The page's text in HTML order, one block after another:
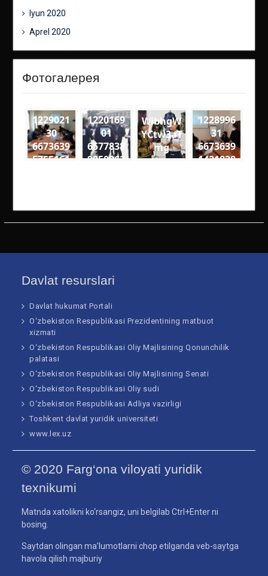
Iyun 2020
Aprel 2020
Фотогалерея
1229021
30
6673639
5755161
19574 n
1220169
01
6577838
9850962
79184 n
WibhgW
YCtw3aT
mg
1228996
31
6673639
1421828
10252 n
Davlat resurslari
Davlat hukumat Portali
O‘zbekiston Respublikasi Prezidentining matbuot
xizmati
O‘zbekiston Respublikasi Oliy Majlisining Qonunchilik
palatasi
O‘zbekiston Respublikasi Oliy Majlisining Senati
O‘zbekiston Respublikasi Oliy sudi
O‘zbekiston Respublikasi Adliya vazirligi
Toshkent davlat yuridik universiteti
www.lex.uz
© 2020 Farg‘ona viloyati yuridik
texnikumi
Matnda xatolikni ko‘rsangiz, uni belgilab Ctrl+Enter ni
bosing.
Saytdan olingan ma’lumotlarni chop etilganda veb-saytga
havola qilish majburiy